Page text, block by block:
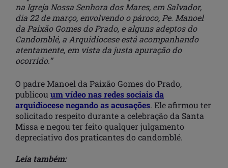
na Igreja Nossa Senhora dos Mares, em Salvador,
dia 22 de março, envolvendo o pároco, Pe. Manoel
da Paixão Gomes do Prado, e alguns adeptos do
Candomblé, a Arquidiocese está acompanhando
atentamente, em vista da justa apuração do
ocorrido.”
O padre Manoel da Paixão Gomes do Prado,
publicou um vídeo nas redes sociais da
arquidiocese negando as acusações. Ele afirmou ter
solicitado respeito durante a celebração da Santa
Missa e negou ter feito qualquer julgamento
depreciativo dos praticantes do candomblé.
Leia também: